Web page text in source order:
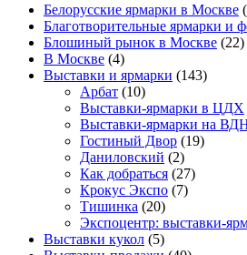
Белорусские ярмарки в Москве
Благотворительные ярмарки и
Блошиный рынок в Москве (22)
В Москве (4)
Выставки и ярмарки (143)
Арбат (10)
Выставки-ярмарки в ЦДХ
Выставки-ярмарки на
Гостиный Двор (19)
Даниловский (2)
Как добраться (27)
Крокус Экспо (7)
Тишинка (20)
Экспоцентр: выставки-
Выставки кукол (5)